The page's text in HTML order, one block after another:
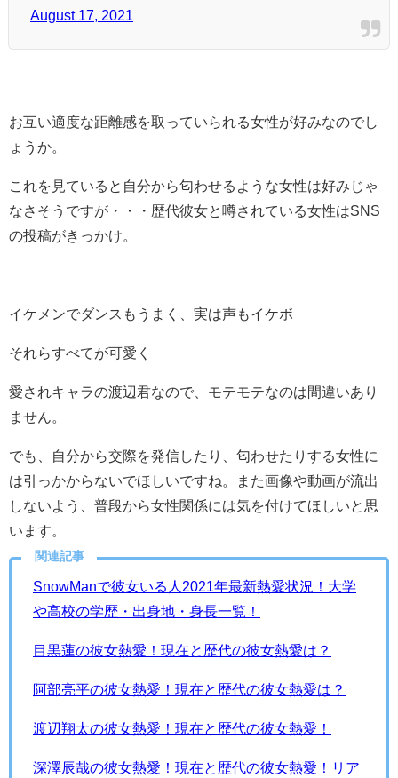
August 17, 2021
お互い適度な距離感を取っていられる女性が好みなのでし
ょうか。
これを見ていると自分から匂わせるような女性は好みじゃ
なさそうですが・・・歴代彼女と噂されている女性はSNS
の投稿がきっかけ。
イケメンでダンスもうまく、実は声もイケボ
それらすべてが可愛く
愛されキャラの渡辺君なので、モテモテなのは間違いあり
ません。
でも、自分から交際を発信したり、匂わせたりする女性に
は引っかからないでほしいですね。また画像や動画が流出
しないよう、普段から女性関係には気を付けてほしいと思
います。
関連記事
SnowManで彼女いる人2021年最新熱愛状況！大学
や高校の学歴・出身地・身長一覧！
目黒蓮の彼女熱愛！現在と歴代の彼女熱愛は？
阿部亮平の彼女熱愛！現在と歴代の彼女熱愛は？
渡辺翔太の彼女熱愛！現在と歴代の彼女熱愛！
深澤辰哉の彼女熱愛！現在と歴代の彼女熱愛！リア